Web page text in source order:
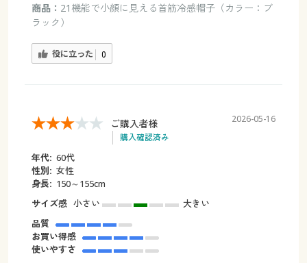
商品： 21機能で小顔に見える首筋冷感帽子（カラー：ブ
ラック）
役に立った 0
ご購入者様
購入確認済み
2026-05-16
年代: 60代
性別: 女性
身長: 150～155cm
サイズ感 小さい
大きい
品質
お買い得感
使いやすさ